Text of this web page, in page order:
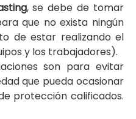
, se debe de tomar
que no exista ningún
de estar realizando el
y los trabajadores).
son para evitar
que pueda ocasionar
protección calificados.